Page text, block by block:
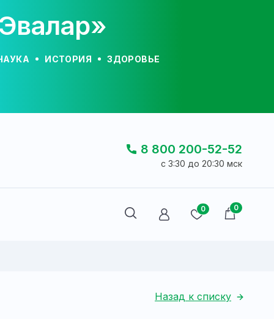
ИСТОРИЯ ЗДОРОВЬЕ
8 800 200-52-52
c 3:30 до 20:30 мск
0 0
Назад к списку